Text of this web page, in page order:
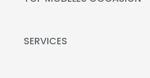
Peugeot 208
SERVICES